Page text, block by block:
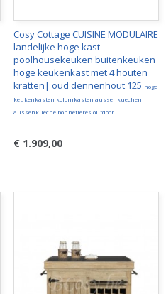
Cosy Cottage CUISINE MODULAIRE
landelijke hoge kast
poolhousekeuken buitenkeuken
hoge keukenkast met 4 houten
kratten| oud dennenhout 125 hoge
keukenkasten kolomkasten aussenkuechen
aussenkueche bonnetières outdoor
€ 1.909,00